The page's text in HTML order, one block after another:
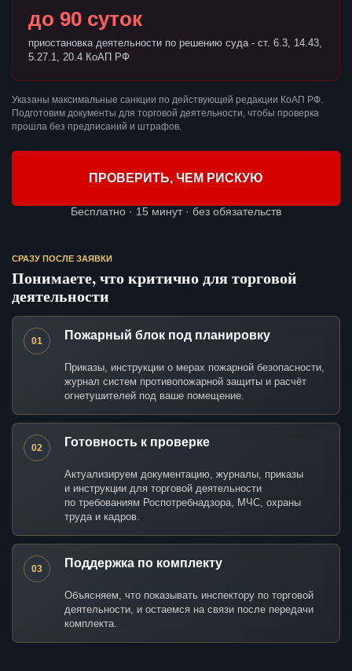
до 90 суток
приостановка деятельности по решению суда - ст. 6.3, 14.43,
5.27.1, 20.4 КоАП РФ
Указаны максимальные санкции по действующей редакции КоАП РФ.
Подготовим документы для торговой деятельности, чтобы проверка
прошла без предписаний и штрафов.
ПРОВЕРИТЬ, ЧЕМ РИСКУЮ
Бесплатно · 15 минут · без обязательств
СРАЗУ ПОСЛЕ ЗАЯВКИ
Понимаете, что критично для торговой
деятельности
01 Пожарный блок под планировку
Приказы, инструкции о мерах пожарной безопасности,
журнал систем противопожарной защиты и расчёт
огнетушителей под ваше помещение.
02 Готовность к проверке
Актуализируем документацию, журналы, приказы
и инструкции для торговой деятельности
по требованиям Роспотребнадзора, МЧС, охраны
труда и кадров.
03 Поддержка по комплекту
Объясняем, что показывать инспектору по торговой
деятельности, и остаемся на связи после передачи
комплекта.